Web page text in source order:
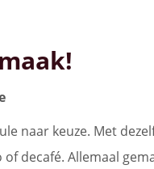
naar keuze. Met
decafé. Allemaal